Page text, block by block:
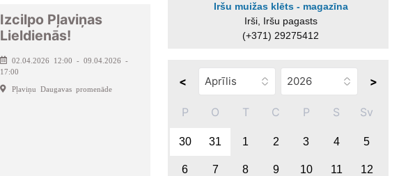
Izcilpo Pļaviņas
Lieldienās!
02.04.2026 12:00 - 09.04.2026 -
17:00
Pļaviņu Daugavas promenāde
Iršu muižas klēts - magazīna
Irši, Iršu pagasts
(+371) 29275412
< >
P O T C P S Sv
30 31 1 2 3 4 5
6 7 8 9 10 11 12